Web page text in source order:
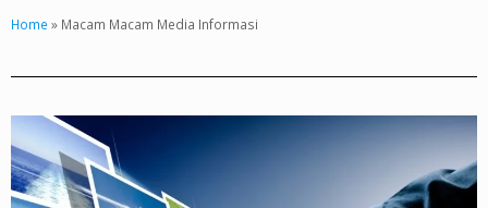
Home » Macam Macam Media Informasi